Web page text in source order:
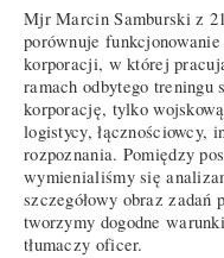
Mjr Marcin Samburski z
porównuje
korporacji, w której
ramach odbytego treningu
korporację, tylko
logistycy, łącznościowcy,
rozpoznania. Pomiędzy
wymienialiśmy się
szczegółowy obraz zadań
tworzymy dogodne
tłumaczy oficer.